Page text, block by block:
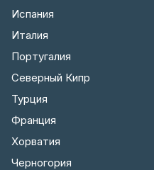
Испания
Италия
Португалия
Северный Кипр
Турция
Франция
Хорватия
Черногория